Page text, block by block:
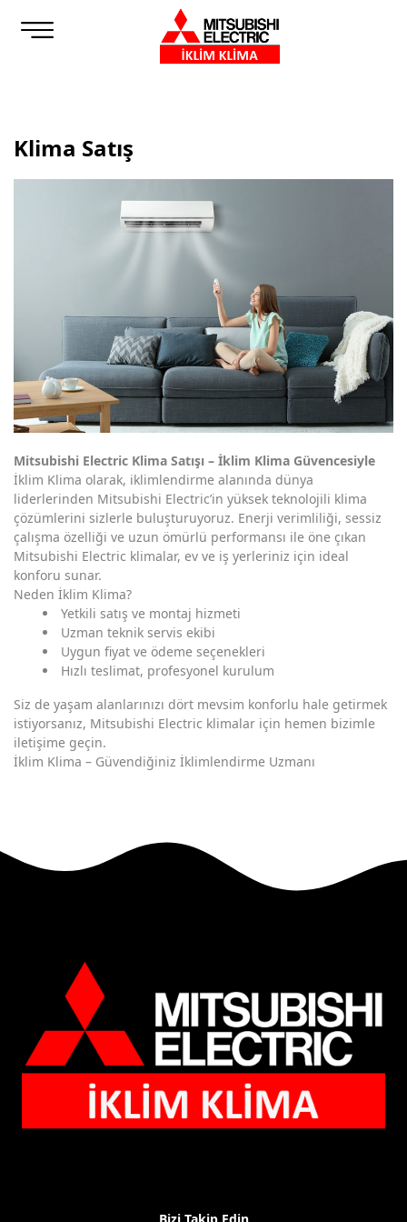
Klima Satış
Mitsubishi Electric Klima Satışı – İklim Klima Güvencesiyle
İklim Klima olarak, iklimlendirme alanında dünya
liderlerinden Mitsubishi Electric’in yüksek teknolojili klima
çözümlerini sizlerle buluşturuyoruz. Enerji verimliliği, sessiz
çalışma özelliği ve uzun ömürlü performansı ile öne çıkan
Mitsubishi Electric klimalar, ev ve iş yerleriniz için ideal
konforu sunar.
Neden İklim Klima?
Yetkili satış ve montaj hizmeti
Uzman teknik servis ekibi
Uygun fiyat ve ödeme seçenekleri
Hızlı teslimat, profesyonel kurulum
Siz de yaşam alanlarınızı dört mevsim konforlu hale getirmek
istiyorsanız, Mitsubishi Electric klimalar için hemen bizimle
iletişime geçin.
İklim Klima – Güvendiğiniz İklimlendirme Uzmanı